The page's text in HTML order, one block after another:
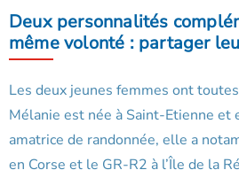
Deux personnalités
même volonté : partager
Les deux jeunes femmes ont
Mélanie est née à Saint-Etienne et
amatrice de randonnée, elle a
en Corse et le GR-R2 à l’Île de la